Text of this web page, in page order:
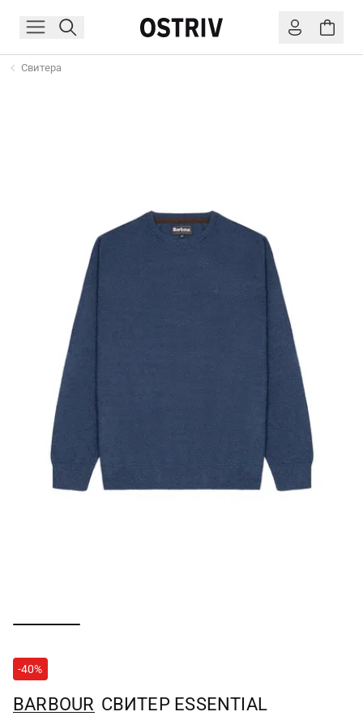
Свитера
-40%
BARBOUR СВИТЕР ESSENTIAL